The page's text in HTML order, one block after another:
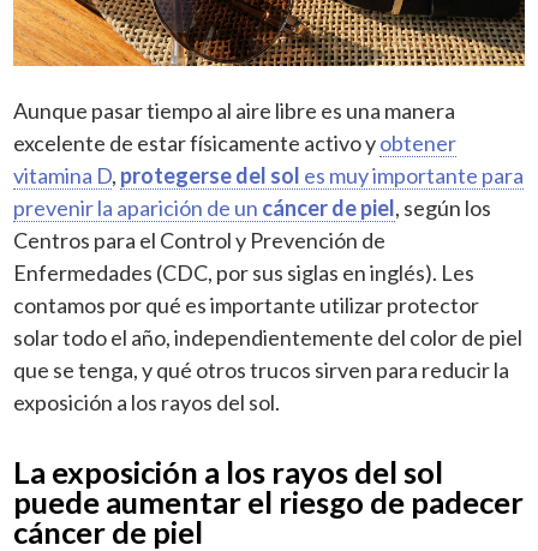
Aunque pasar tiempo al aire libre es una manera
excelente de estar físicamente activo yobtener
vitamina D, protegerse del sol es muy importante para
prevenir la aparición de un cáncer de piel, según los
Centros para el Control y Prevención de
Enfermedades (CDC, por sus siglas en inglés). Les
contamos por qué es importante utilizar protector
solar todo el año, independientemente del color de piel
que se tenga, y qué otros trucos sirven para reducir la
exposición a los rayos del sol.
La exposición a los rayos del sol
puede aumentar el riesgo de padecer
cáncer de piel